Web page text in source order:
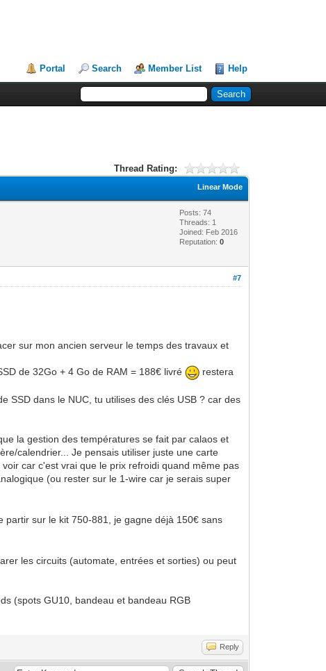
Portal Search Member List Help
Thread Rating:
Linear Mode
Posts: 74
Threads: 1
Joined: Feb 2016
Reputation:0
#7
sur mon ancien serveur le temps des travaux et
de 32Go + 4 Go de RAM = 188€ livré
restera
SSD dans le NUC, tu utilises des clés USB ? car des
la gestion des températures se fait par calaos et
calendrier... Je pensais utiliser juste une carte
car c'est vrai que le prix refroidi quand même pas
(ou rester sur le 1-wire car je serais super
sur le kit 750-881, je gagne déjà 150€ sans
les circuits (automate, entrées et sorties) ou peut
(spots GU10, bandeau et bandeau RGB
Reply